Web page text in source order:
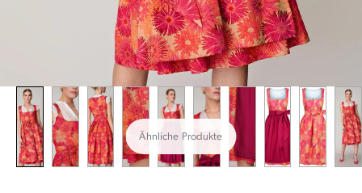
Ähnliche Produkte